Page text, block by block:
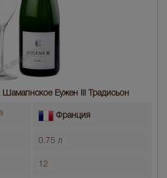
Шамапнское Еужен III Традисьон
Франция
0.75 л
12